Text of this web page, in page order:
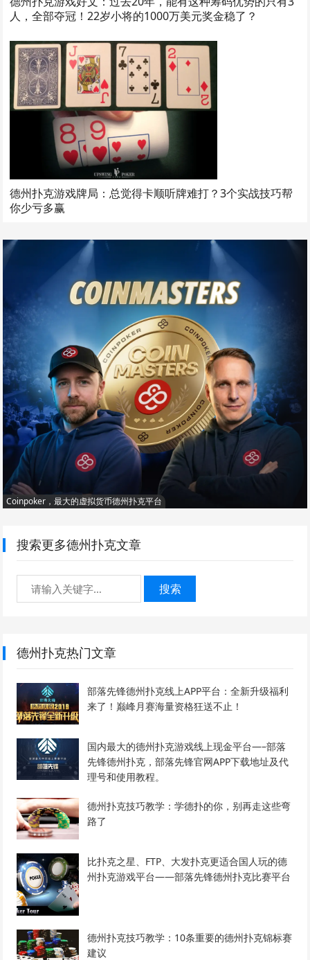
人，全部夺冠！22岁小将的1000万美元奖金稳了？
德州扑克游戏牌局：总觉得卡顺听牌难打？3个实战技巧帮
你少亏多赢
Coinpoker，最大的虚拟货币德州扑克平台
搜索更多德州扑克文章
搜索
德州扑克热门文章
部落先锋德州扑克线上APP平台：全新升级福利
来了！巅峰月赛海量资格狂送不止！
国内最大的德州扑克游戏线上现金平台—–部落
先锋德州扑克，部落先锋官网APP下载地址及代
理号和使用教程。
德州扑克技巧教学：学德扑的你，别再走这些弯
路了
比扑克之星、FTP、大发扑克更适合国人玩的德
州扑克游戏平台——部落先锋德州扑克比赛平台
德州扑克技巧教学：10条重要的德州扑克锦标赛
建议